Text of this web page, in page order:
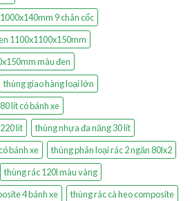
9 chân cốc
1100x1100x150mm
màu đen
thùng giao hàng loại lớn
lít có bánh xe
lít
thùng nhựa đa năng 30 lít
bánh xe
thùng phân loại rác 2 ngăn 80lx2
thùng rác 120l màu vàng
4 bánh xe
thùng rác cà heo composite